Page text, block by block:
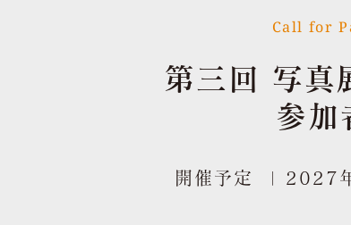
Call for
第三回 写真
参加
開催予定 | 2027